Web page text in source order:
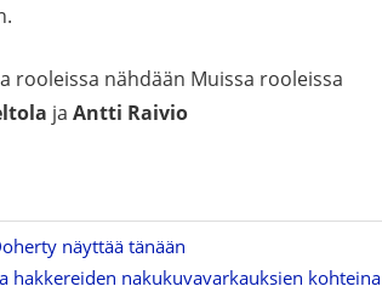
rooleissa nähdään Muissa rooleissa
ja Antti Raivio
näyttää tänään
hakkereiden nakukuvavarkauksien kohteina